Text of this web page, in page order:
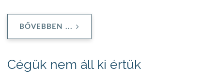
BŐVEBBEN ...
Cégük nem áll ki értük